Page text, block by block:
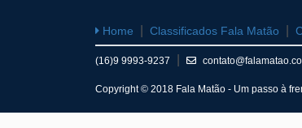
Home Classificados Fala Matão
(16)9 9993-9237
Copyright © 2018 Fala Matão - Um passo à